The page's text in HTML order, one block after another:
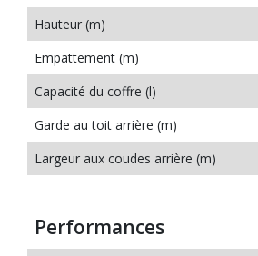
Hauteur (m)
Empattement (m)
Capacité du coffre (l)
Garde au toit arrière (m)
Largeur aux coudes arrière (m)
Performances